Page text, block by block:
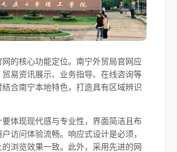
网的核心功能定位。南宁外贸局官网应
易资讯展示、业务指导、在线咨询等
合南宁本地特色，打造具有区域辨识
体现现代感与专业性，界面简洁且布
访问体验流畅。响应式设计是必须，
浏览效果一致。此外，采用先进的网